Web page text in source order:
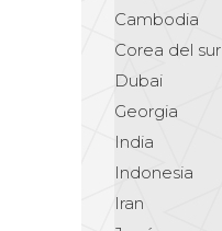
Cambodia
Corea del sur
Dubai
Georgia
India
Indonesia
Iran